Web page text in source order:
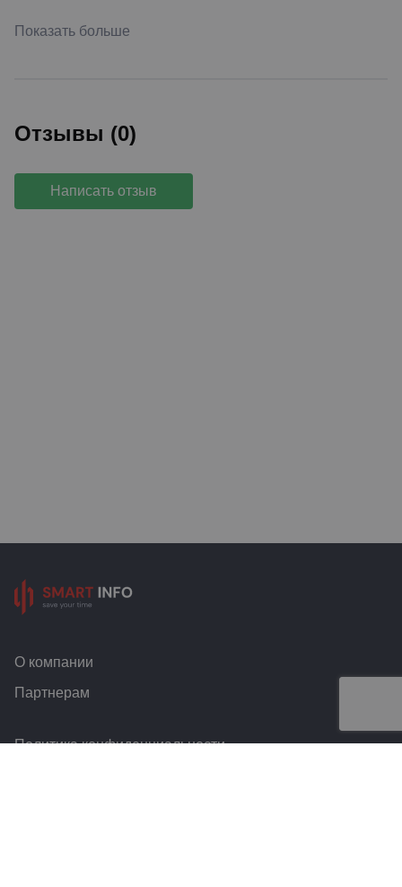
Показать больше
Отзывы (0)
Написать отзыв
О компании
Партнерам
Политика конфиденциальности